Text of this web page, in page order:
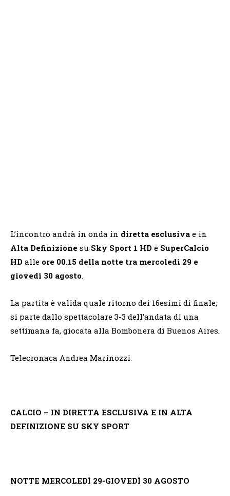
L’incontro andrà in onda in diretta esclusiva e in
Alta Definizione su Sky Sport 1 HD e SuperCalcio
HD alle ore 00.15 della notte tra mercoledì 29 e
giovedì 30 agosto.
La partita è valida quale ritorno dei 16esimi di finale;
si parte dallo spettacolare 3-3 dell’andata di una
settimana fa, giocata alla Bombonera di Buenos Aires.
Telecronaca Andrea Marinozzi.
CALCIO – IN DIRETTA ESCLUSIVA E IN ALTA
DEFINIZIONE SU SKY SPORT
NOTTE MERCOLEDÌ 29-GIOVEDÌ 30 AGOSTO